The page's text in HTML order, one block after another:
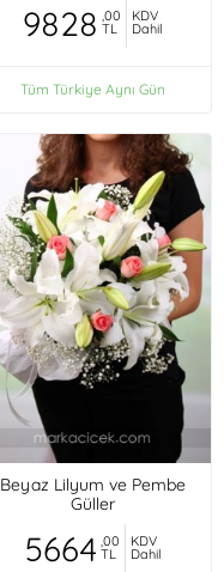
9828 ,00
TL
KDV
Dahil
Tüm Türkiye Aynı Gün
Beyaz Lilyum ve Pembe
Güller
5664 ,00
TL
KDV
Dahil